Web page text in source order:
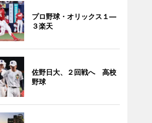
プロ野球・オリックス１―
３楽天
佐野日大、２回戦へ 高校
野球